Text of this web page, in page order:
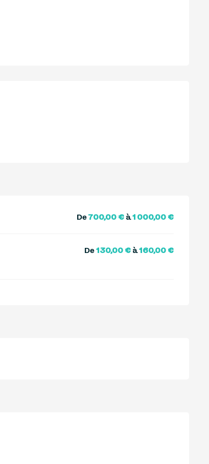
De700,00 € à1 000,00 €
De130,00 € à160,00 €